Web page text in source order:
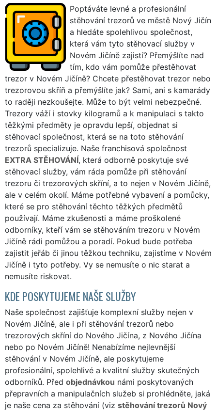
Poptáváte levné a profesionální
stěhování trezorů ve městě Nový Jičín
a hledáte spolehlivou společnost,
která vám tyto stěhovací služby v
Novém Jičíně zajistí? Přemýšlíte nad
tím, kdo vám pomůže přestěhovat
trezor v Novém Jičíně? Chcete přestěhovat trezor nebo
trezorovou skříň a přemýšlíte jak? Sami, ani s kamarády
to raději nezkoušejte. Může to být velmi nebezpečné.
Trezory váží i stovky kilogramů a k manipulaci s takto
těžkými předměty je opravdu lepší, objednat si
stěhovací společnost, která se na toto stěhování
trezorů specializuje. Naše franchisová společnost
EXTRA STĚHOVÁNÍ, která odborně poskytuje své
stěhovací služby, vám ráda pomůže při stěhování
trezoru či trezorových skříní, a to nejen v Novém Jičíně,
ale v celém okolí. Máme potřebné vybavení a pomůcky,
které se pro stěhování těchto těžkých předmětů
používají. Máme zkušenosti a máme proškolené
odborníky, kteří vám se stěhováním trezoru v Novém
Jičíně rádi pomůžou a poradí. Pokud bude potřeba
zajistit jeřáb či jinou těžkou techniku, zajistíme v Novém
Jičíně i tyto potřeby. Vy se nemusíte o nic starat a
nemusíte riskovat.
KDE POSKYTUJEME NAŠE SLUŽBY
Naše společnost zajišťuje komplexní služby nejen v
Novém Jičíně, ale i při stěhování trezorů nebo
trezorových skříní do Nového Jičína, z Nového Jičína
nebo po Novém Jičíně! Nenabízíme nejlevnější
stěhování v Novém Jičíně, ale poskytujeme
profesionální, spolehlivé a kvalitní služby skutečných
odborníků. Před objednávkou námi poskytovaných
přepravních a manipulačních služeb si prohlédněte, jaká
je naše cena za stěhování (viz stěhování trezorů Nový